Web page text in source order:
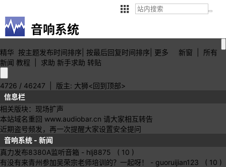
音响系统
精华 按主题发布时间排序 按最后回复时间排序 更多 新窗
所有
新闻 教程 求助 新手求助 转贴
4726 / 46247 | 版主: 大狮<回到顶部>
信息栏
相关版块： 现场扩声
本站域名重回 www.audiobar.cn 请大家相互转告
近期盗号频发，再一次提醒大家设置安全提问
音响系统 - 新闻
真力发布8380A监听音箱 - hlj8875 ( 10 )
有没有来青州参加吴荣宗老师培训的？一起呀！
- guoruijian123 ( 10 )